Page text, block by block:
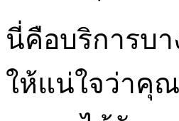
นี่คือบริการบ
ให้แน่ใจว่าคุ